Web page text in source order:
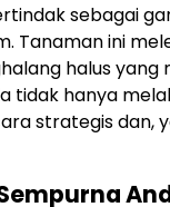
sebagai
Tanaman ini
halus yang
tidak hanya
strategis dan,